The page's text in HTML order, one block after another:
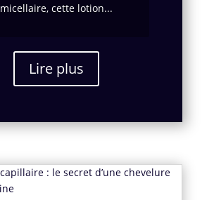
micellaire, cette lotion...
Lire plus